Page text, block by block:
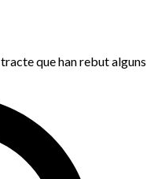
que han rebut alguns